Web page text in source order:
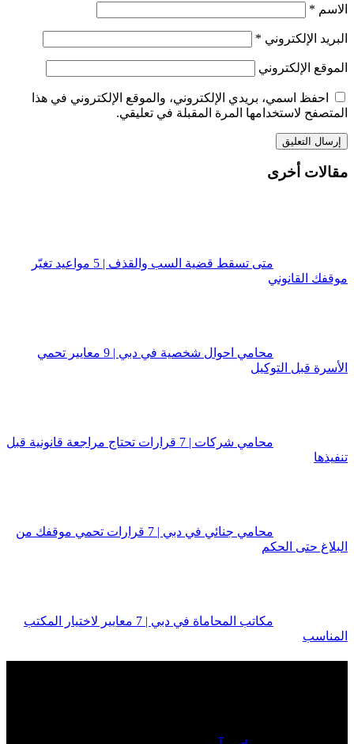
الاسم *
البريد الإلكتروني *
الموقع الإلكتروني
احفظ اسمي، بريدي الإلكتروني، والموقع الإلكتروني في هذا
المتصفح لاستخدامها المرة المقبلة في تعليقي.
مقالات أخرى
متى تسقط قضية السب والقذف | 5 مواعيد تغيّر
موقفك القانوني
محامي احوال شخصية في دبي | 9 معايير تحمي
الأسرة قبل التوكيل
محامي شركات | 7 قرارات تحتاج مراجعة قانونية قبل
تنفيذها
محامي جنائي في دبي | 7 قرارات تحمي موقفك من
البلاغ حتى الحكم
مكاتب المحاماة في دبي | 7 معايير لاختيار المكتب
المناسب